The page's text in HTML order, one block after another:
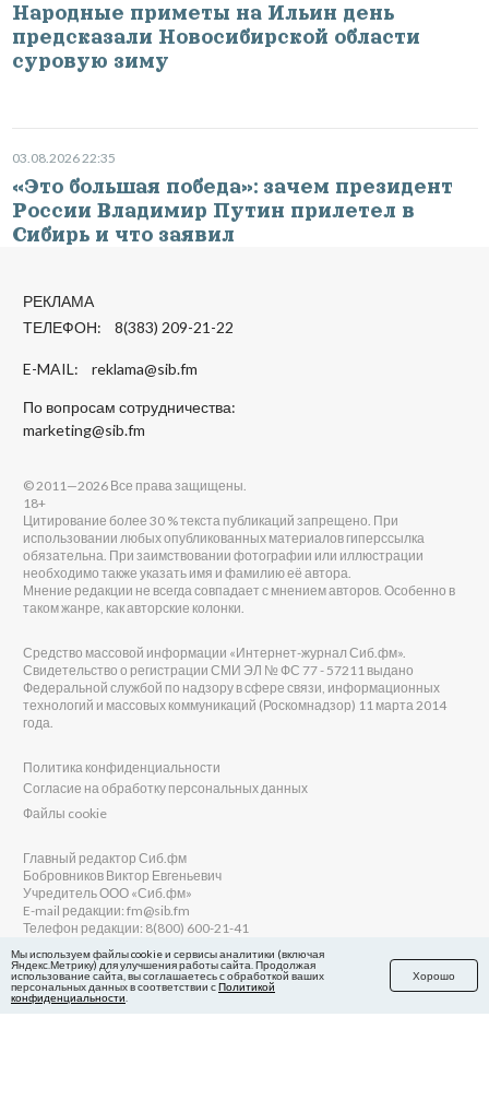
Народные приметы на Ильин день
предсказали Новосибирской области
суровую зиму
03.08.2026 22:35
«Это большая победа»: зачем президент
России Владимир Путин прилетел в
Сибирь и что заявил
РЕКЛАМА
ТЕЛЕФОН: 8(383) 209-21-22
E-MAIL: reklama@sib.fm
По вопросам сотрудничества:
marketing@sib.fm
© 2011—2026 Все права защищены.
18+
Цитирование более 30 % текста публикаций запрещено. При
использовании любых опубликованных материалов гиперссылка
обязательна. При заимствовании фотографии или иллюстрации
необходимо также указать имя и фамилию её автора.
Мнение редакции не всегда совпадает с мнением авторов. Особенно в
таком жанре, как авторские колонки.
Средство массовой информации «Интернет-журнал Сиб.фм».
Свидетельство о регистрации СМИ ЭЛ № ФС 77 - 57211 выдано
Федеральной службой по надзору в сфере связи, информационных
технологий и массовых коммуникаций (Роскомнадзор) 11 марта 2014
года.
Политика конфиденциальности
Согласие на обработку персональных данных
Файлы cookie
Главный редактор Сиб.фм
Бобровников Виктор Евгеньевич
Учредитель ООО «Сиб.фм»
E-mail редакции: fm@sib.fm
Телефон редакции: 8(800) 600-21-41
Сайт разработан и поддерживается Технодзен
Мы используем файлы cookie и сервисы аналитики (включая
Яндекс.Метрику) для улучшения работы сайта. Продолжая
использование сайта, вы соглашаетесь с обработкой ваших
персональных данных в соответствии сПолитикой
конфиденциальности
Хорошо